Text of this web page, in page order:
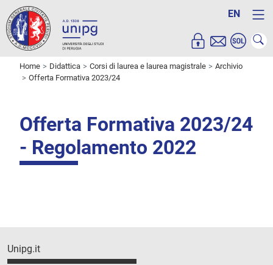
EN
Home Didattica Corsi di laurea e laurea magistrale
Archivio
Offerta Formativa 2023/24
Offerta Formativa 2023/24
- Regolamento 2022
Unipg.it